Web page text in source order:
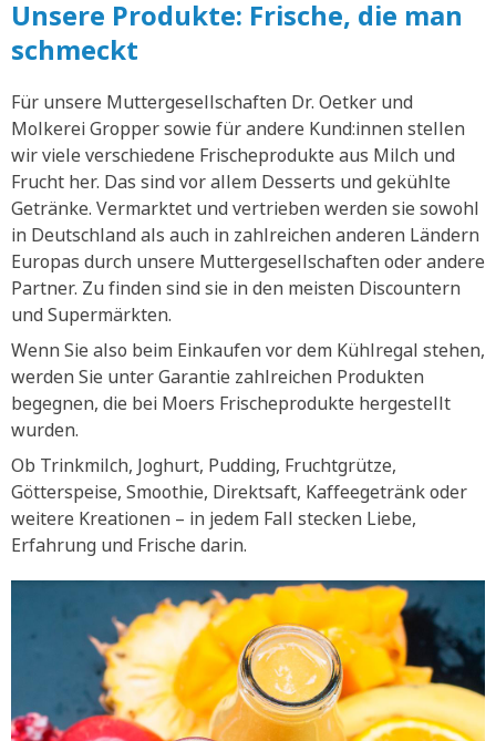
Unsere Produkte: Frische, die man
schmeckt
Für unsere Muttergesellschaften Dr. Oetker und
Molkerei Gropper sowie für andere Kund:innen stellen
wir viele verschiedene Frischeprodukte aus Milch und
Frucht her. Das sind vor allem Desserts und gekühlte
Getränke. Vermarktet und vertrieben werden sie sowohl
in Deutschland als auch in zahlreichen anderen Ländern
Europas durch unsere Muttergesellschaften oder andere
Partner. Zu finden sind sie in den meisten Discountern
und Supermärkten.
Wenn Sie also beim Einkaufen vor dem Kühlregal stehen,
werden Sie unter Garantie zahlreichen Produkten
begegnen, die bei Moers Frischeprodukte hergestellt
wurden.
Ob Trinkmilch, Joghurt, Pudding, Fruchtgrütze,
Götterspeise, Smoothie, Direktsaft, Kaffeegetränk oder
weitere Kreationen – in jedem Fall stecken Liebe,
Erfahrung und Frische darin.